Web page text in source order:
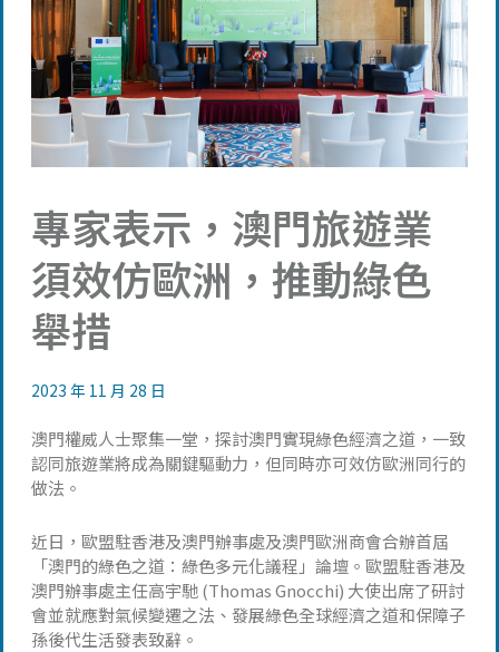
專家表示，澳門旅遊業
須效仿歐洲，推動綠色
舉措
2023 年 11 月 28 日
澳門權威人士聚集一堂，探討澳門實現綠色經濟之道，一致
認同旅遊業將成為關鍵驅動力，但同時亦可效仿歐洲同行的
做法。
近日，歐盟駐香港及澳門辦事處及澳門歐洲商會合辦首屆
「澳門的綠色之道：綠色多元化議程」論壇。歐盟駐香港及
澳門辦事處主任高宇馳 (Thomas Gnocchi) 大使出席了研討
會並就應對氣候變遷之法、發展綠色全球經濟之道和保障子
孫後代生活發表致辭。